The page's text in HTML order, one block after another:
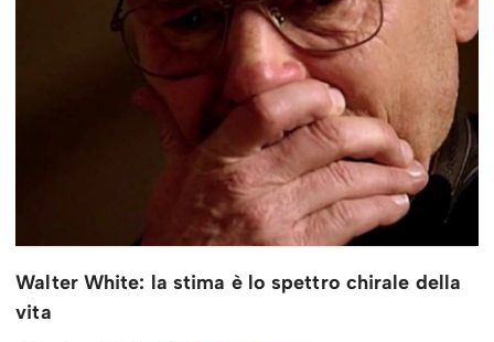
Walter White: la stima è lo spettro chirale della
vita